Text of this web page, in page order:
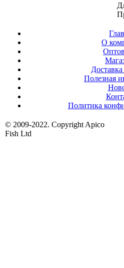
О
Полезная
Политика
© 2009-2022. Copyright Apico
Fish Ltd